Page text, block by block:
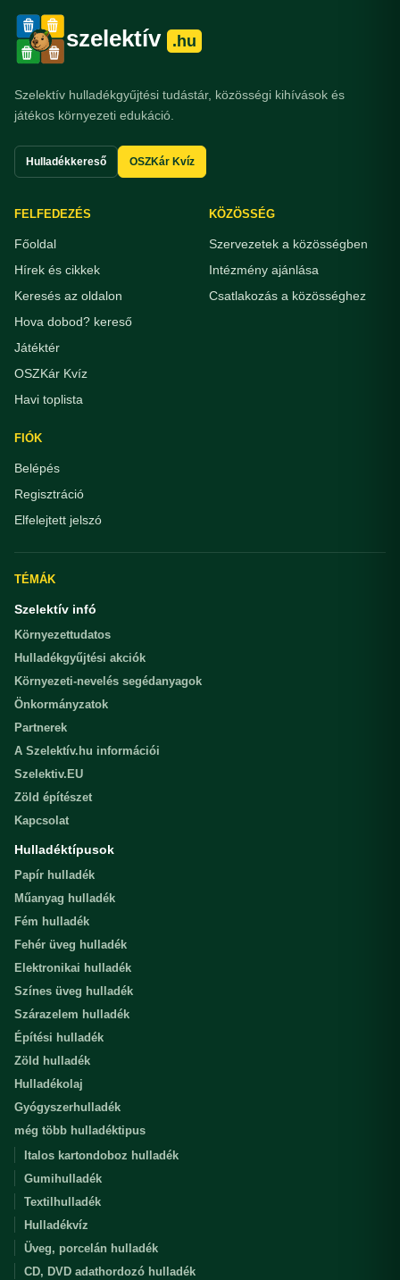
szelektív .hu
Szelektív hulladékgyűjtési tudástár, közösségi kihívások és
játékos környezeti edukáció.
Hulladékkereső OSZKár Kvíz
FELFEDEZÉS
Főoldal
Hírek és cikkek
Keresés az oldalon
Hova dobod? kereső
Játéktér
OSZKár Kvíz
Havi toplista
KÖZÖSSÉG
Szervezetek a közösségben
Intézmény ajánlása
Csatlakozás a közösséghez
FIÓK
Belépés
Regisztráció
Elfelejtett jelszó
TÉMÁK
Szelektív infó
Környezettudatos
Hulladékgyűjtési akciók
Környezeti-nevelés segédanyagok
Önkormányzatok
Partnerek
A Szelektív.hu információi
Szelektiv.EU
Zöld építészet
Kapcsolat
Hulladéktípusok
Papír hulladék
Műanyag hulladék
Fém hulladék
Fehér üveg hulladék
Elektronikai hulladék
Színes üveg hulladék
Szárazelem hulladék
Építési hulladék
Zöld hulladék
Hulladékolaj
Gyógyszerhulladék
még több hulladéktipus
Italos kartondoboz hulladék
Gumihulladék
Textilhulladék
Hulladékvíz
Üveg, porcelán hulladék
CD, DVD adathordozó hulladék